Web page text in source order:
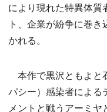
により現れた特異体質
ト、企業が紛争に巻
かれる。
本作で黒沢ともよと
パシー）感染者による
メントと戦うアーミ